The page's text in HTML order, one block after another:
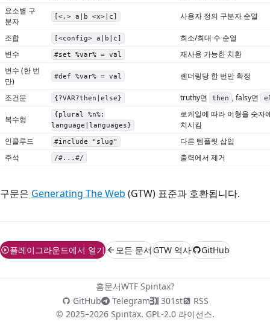
요소별 구
분자
[<,> a|b <x>|c] 사용자 정의 구분자 순열
조합 [<config> a|b|c]
최소/최대 수 순열
변수
#set %var% = val
재사용 가능한 치환
변수 (한 번
만)
#def %var% = val 렌더링당 한 번만 확정
조건문 {?VAR?then|else} truthy면 then , falsy면
복수형
{plural %n%:
language|languages}
로케일에 따라 어형을 숫자
치시킴
인클루드
#include "slug"
다른 템플릿 삽입
주석
/#...#/ 출력에서 제거
구문은 Generating The Web (GTW) 표준과 호환됩니다.
플레이그라운드에서 열기 모든 문서GTW 역사 GitHub
홈문서WTF Spintax?
GitHub
Telegram 301st
RSS
© 2025–2026 Spintax. GPL-2.0 라이선스.